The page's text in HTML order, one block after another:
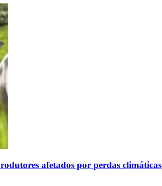
afetados por perdas climáticas